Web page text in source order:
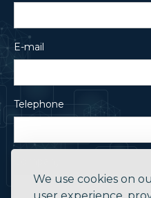
We use cookies on
E-mail
Telephone